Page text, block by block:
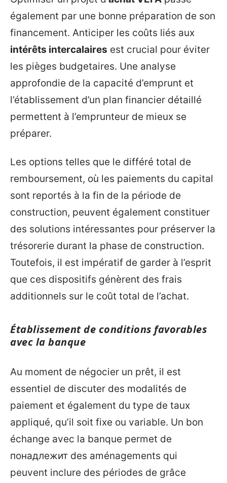
également par une bonne préparation de son
financement. Anticiper les coûts liés aux
intérêts intercalaires est crucial pour éviter
les pièges budgetaires. Une analyse
approfondie de la capacité d’emprunt et
l’établissement d’un plan financier détaillé
permettent à l’emprunteur de mieux se
préparer.
Les options telles que le différé total de
remboursement, où les paiements du capital
sont reportés à la fin de la période de
construction, peuvent également constituer
des solutions intéressantes pour préserver la
trésorerie durant la phase de construction.
Toutefois, il est impératif de garder à l’esprit
que ces dispositifs génèrent des frais
additionnels sur le coût total de l’achat.
Établissement de conditions favorables
avec la banque
Au moment de négocier un prêt, il est
essentiel de discuter des modalités de
paiement et également du type de taux
appliqué, qu’il soit fixe ou variable. Un bon
échange avec la banque permet de
понадлежит des aménagements qui
peuvent inclure des périodes de grâce